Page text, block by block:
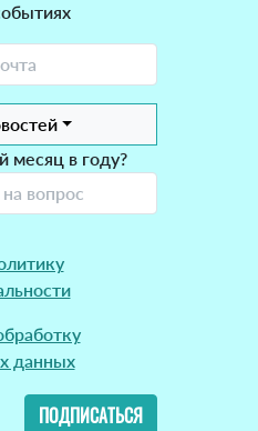
месяц в году?
данных
ПОДПИСАТЬСЯ